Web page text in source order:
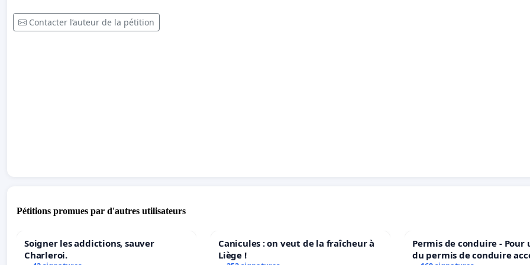
Contacter l’auteur de la pétition
Pétitions promues par d'autres utilisateurs
Soigner les addictions, sauver
Charleroi.
Canicules : on veut de la fraîcheur à
Liège !
Permis de conduire - Pour
du permis de conduire